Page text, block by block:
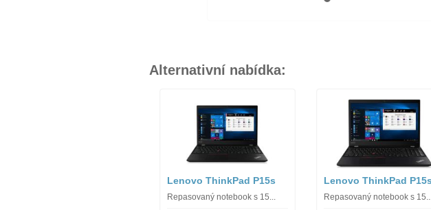
Alternativní nabídka:
Lenovo ThinkPad P15s
Repasovaný notebook s 15...
Lenovo ThinkPad P15s
Repasovaný notebook s